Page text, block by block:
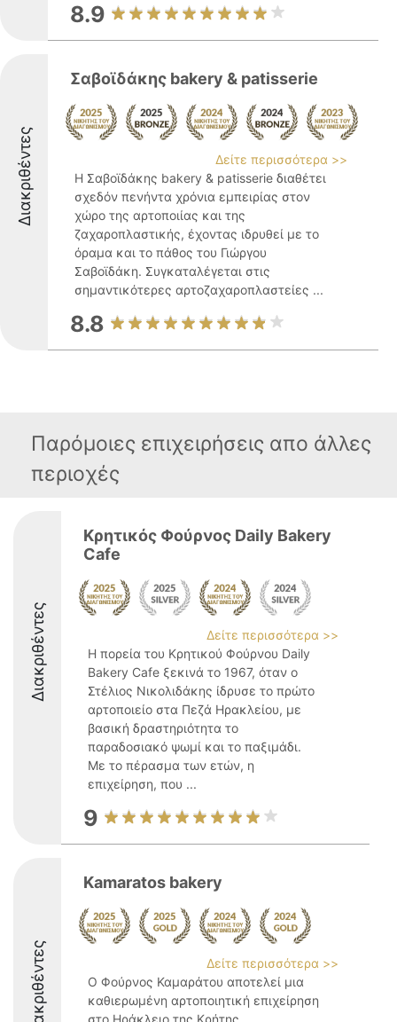
8.9
Διακριθέντες
Σαβοϊδάκης bakery & patisserie
Δείτε περισσότερα >>
Η Σαβοϊδάκης bakery & patisserie διαθέτει
σχεδόν πενήντα χρόνια εμπειρίας στον
χώρο της αρτοποιίας και της
ζαχαροπλαστικής, έχοντας ιδρυθεί με το
όραμα και το πάθος του Γιώργου
Σαβοϊδάκη. Συγκαταλέγεται στις
σημαντικότερες αρτοζαχαροπλαστείες ...
8.8
Παρόμοιες επιχειρήσεις απο άλλες
περιοχές
Διακριθέντες
Κρητικός Φούρνος Daily Bakery
Cafe
Δείτε περισσότερα >>
Η πορεία του Κρητικού Φούρνου Daily
Bakery Cafe ξεκινά το 1967, όταν ο
Στέλιος Νικολιδάκης ίδρυσε το πρώτο
αρτοποιείο στα Πεζά Ηρακλείου, με
βασική δραστηριότητα το
παραδοσιακό ψωμί και το παξιμάδι.
Με το πέρασμα των ετών, η
επιχείρηση, που ...
9
Διακριθέντες
Kamaratos bakery
Δείτε περισσότερα >>
Ο Φούρνος Καμαράτου αποτελεί μια
καθιερωμένη αρτοποιητική επιχείρηση
στο Ηράκλειο της Κρήτης,